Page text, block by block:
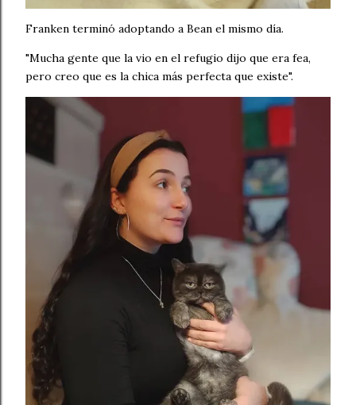
Franken terminó adoptando a Bean el mismo día.
"Mucha gente que la vio en el refugio dijo que era fea,
pero creo que es la chica más perfecta que existe".